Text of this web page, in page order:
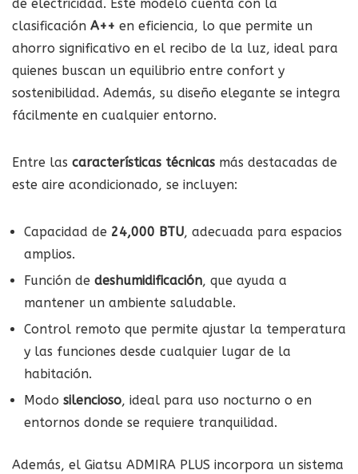
de electricidad. Este modelo cuenta con la
clasificación A++ en eficiencia, lo que permite un
ahorro significativo en el recibo de la luz, ideal para
quienes buscan un equilibrio entre confort y
sostenibilidad. Además, su diseño elegante se integra
fácilmente en cualquier entorno.
Entre las características técnicas más destacadas de
este aire acondicionado, se incluyen:
Capacidad de 24,000 BTU, adecuada para espacios
amplios.
Función de deshumidificación, que ayuda a
mantener un ambiente saludable.
Control remoto que permite ajustar la temperatura
y las funciones desde cualquier lugar de la
habitación.
Modo silencioso, ideal para uso nocturno o en
entornos donde se requiere tranquilidad.
Además, el Giatsu ADMIRA PLUS incorpora un sistema